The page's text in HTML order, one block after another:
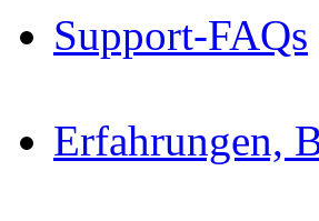
Support-FAQs
Erfahrungen,